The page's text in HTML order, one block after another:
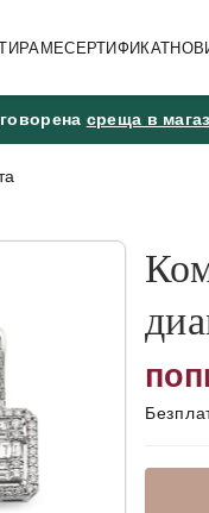
СЕРТИФИКАТ
среща в